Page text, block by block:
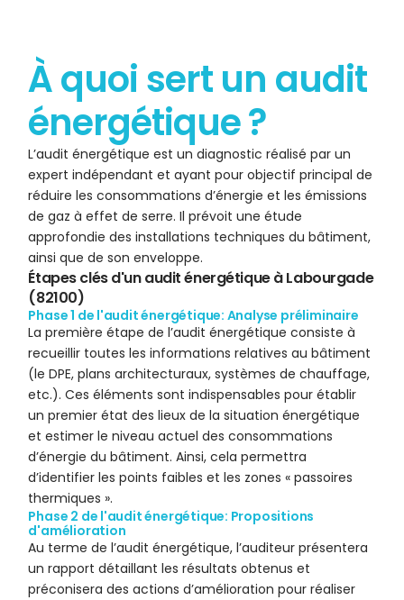
À quoi sert un audit
énergétique ?
L’audit énergétique est un diagnostic réalisé par un
expert indépendant et ayant pour objectif principal de
réduire les consommations d’énergie et les émissions
de gaz à effet de serre. Il prévoit une étude
approfondie des installations techniques du bâtiment,
ainsi que de son enveloppe.
Étapes clés d'un audit énergétique à Labourgade
(82100)
Phase 1 de l'audit énergétique: Analyse préliminaire
La première étape de l’audit énergétique consiste à
recueillir toutes les informations relatives au bâtiment
(le DPE, plans architecturaux, systèmes de chauffage,
etc.). Ces éléments sont indispensables pour établir
un premier état des lieux de la situation énergétique
et estimer le niveau actuel des consommations
d’énergie du bâtiment. Ainsi, cela permettra
d’identifier les points faibles et les zones « passoires
thermiques ».
Phase 2 de l'audit énergétique: Propositions
d'amélioration
Au terme de l’audit énergétique, l’auditeur présentera
un rapport détaillant les résultats obtenus et
préconisera des actions d’amélioration pour réaliser